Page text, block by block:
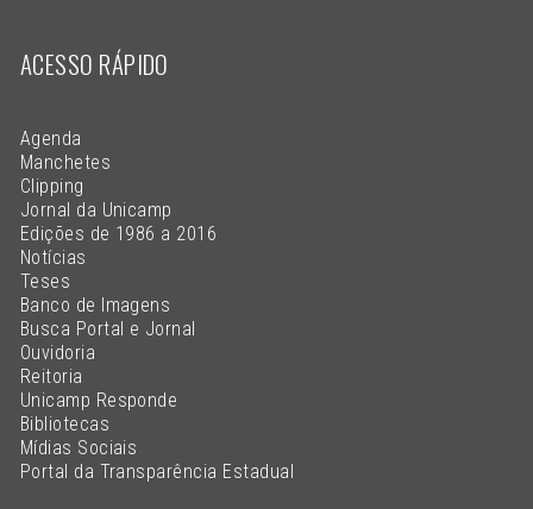
ACESSO RÁPIDO
Agenda
Manchetes
Clipping
Jornal da Unicamp
Edições de 1986 a 2016
Notícias
Teses
Banco de Imagens
Busca Portal e Jornal
Ouvidoria
Reitoria
Unicamp Responde
Bibliotecas
Mídias Sociais
Portal da Transparência Estadual